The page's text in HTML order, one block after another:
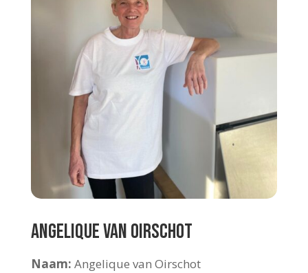
Angelique van Oirschot
Naam: Angelique van Oirschot